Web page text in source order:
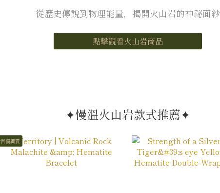
從歷史傳說到物理能量，揭開火山岩的神祕面紗
點擊觀看火山岩商品
✦慢溫火山岩款式推薦✦
官網獨賣